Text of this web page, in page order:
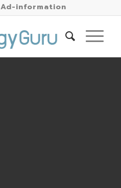
Ad-information